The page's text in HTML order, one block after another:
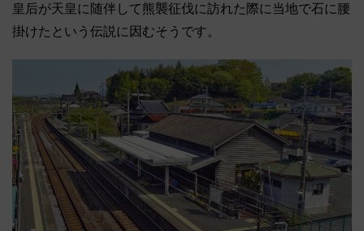
皇后が天皇に随伴して熊襲征伐に訪れた際に当地で石に腰
掛けたという伝説に因むそうです。